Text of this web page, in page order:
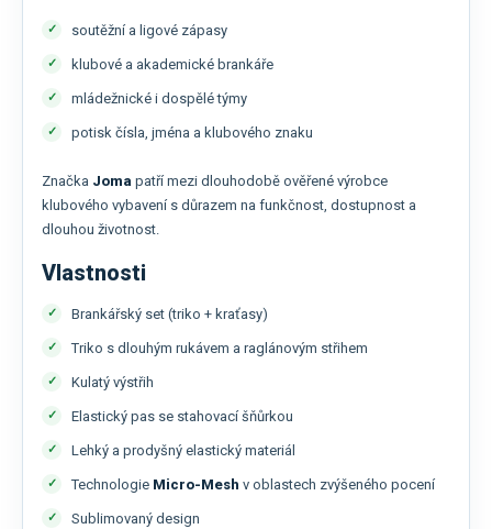
soutěžní a ligové zápasy
klubové a akademické brankáře
mládežnické i dospělé týmy
potisk čísla, jména a klubového znaku
Značka Joma patří mezi dlouhodobě ověřené výrobce
klubového vybavení s důrazem na funkčnost, dostupnost a
dlouhou životnost.
Vlastnosti
Brankářský set (triko + kraťasy)
Triko s dlouhým rukávem a raglánovým střihem
Kulatý výstřih
Elastický pas se stahovací šňůrkou
Lehký a prodyšný elastický materiál
Technologie Micro-Mesh v oblastech zvýšeného pocení
Sublimovaný design